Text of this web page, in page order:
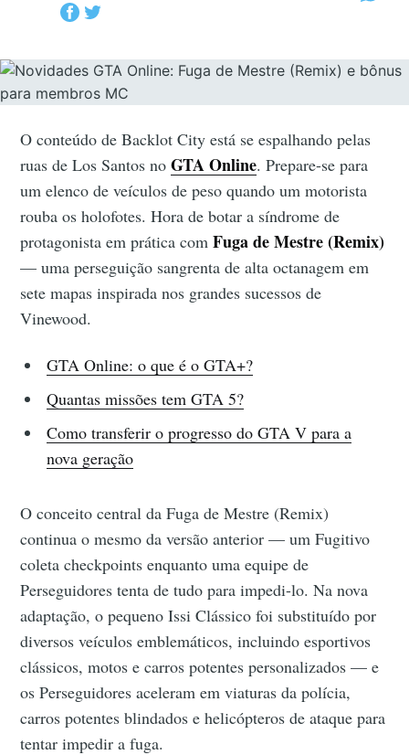
O conteúdo de Backlot City está se espalhando pelas
ruas de Los Santos noGTA Online. Prepare-se para
um elenco de veículos de peso quando um motorista
rouba os holofotes. Hora de botar a síndrome de
protagonista em prática comFuga de Mestre (Remix)
— uma perseguição sangrenta de alta octanagem em
sete mapas inspirada nos grandes sucessos de
Vinewood.
GTA Online: o que é o GTA+?
Quantas missões tem GTA 5?
Como transferir o progresso do GTA V para a
nova geração
O conceito central da Fuga de Mestre (Remix)
continua o mesmo da versão anterior — um Fugitivo
coleta checkpoints enquanto uma equipe de
Perseguidores tenta de tudo para impedi-lo. Na nova
adaptação, o pequeno Issi Clássico foi substituído por
diversos veículos emblemáticos, incluindo esportivos
clássicos, motos e carros potentes personalizados — e
os Perseguidores aceleram em viaturas da polícia,
carros potentes blindados e helicópteros de ataque para
tentar impedir a fuga.